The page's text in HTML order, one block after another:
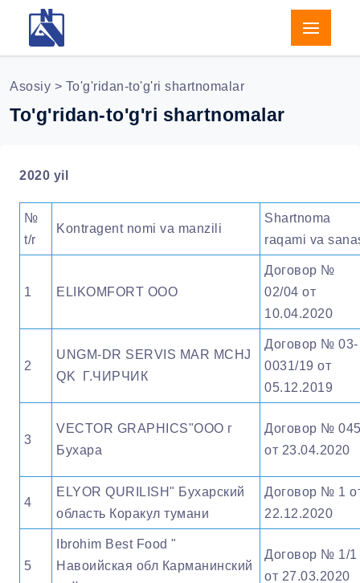
Asosiy > To'g'ridan-to'g'ri shartnomalar
To'g'ridan-to'g'ri shartnomalar
2020 yil
№
t/r
Kontragent nomi va manzili
Shartnoma
raqami va
1 ELIKOMFORT ООО
Договор №
02/04 от
10.04.2020
2
UNGM-DR SERVIS MAR MCHJ
QK Г.ЧИРЧИК
Договор № 03-
0031/19 от
05.12.2019
3
VECTOR GRAPHICS"OOO г
Бухара
Договор №
от 23.04.2020
4
ELYOR QURILISH" Бухарский
область Коракул тумани
Договор № 1
22.12.2020
5
Ibrohim Best Food "
Навоийская обл Карманинский
Договор № 1/1
от 27.03.2020